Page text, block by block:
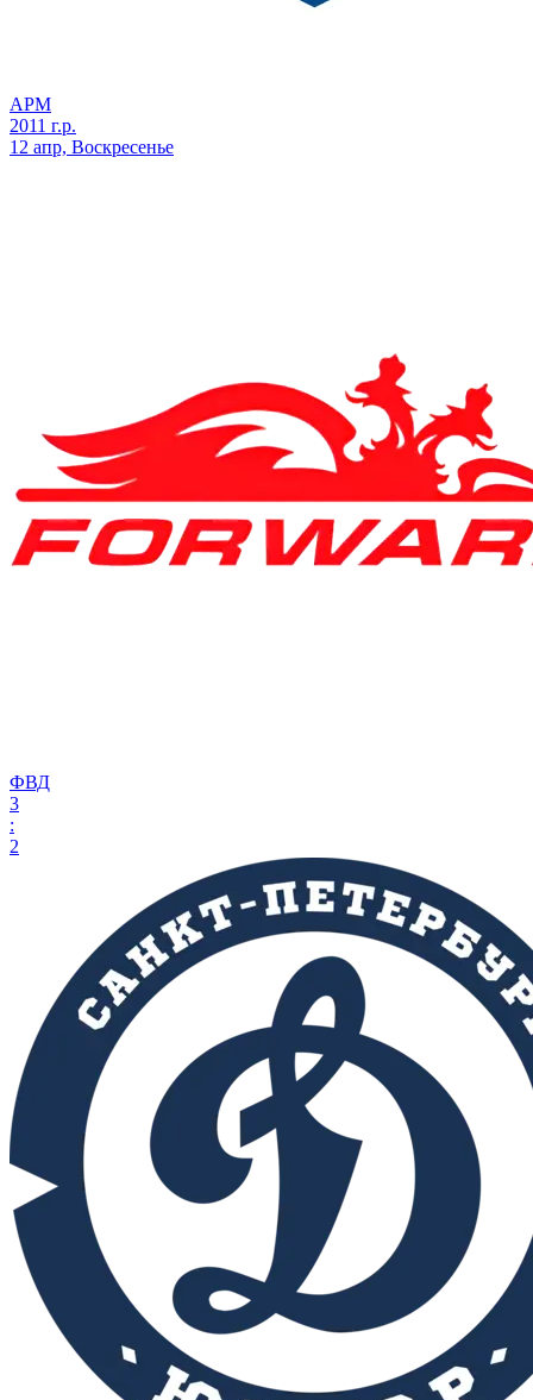
АРМ
2011 г.р.
12 апр, Воскресенье
ФВД
3
:
2